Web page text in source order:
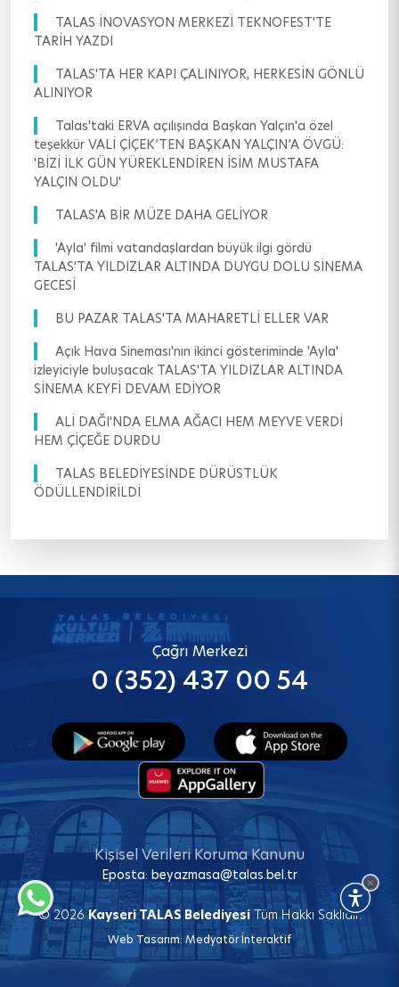
TALAS İNOVASYON MERKEZİ TEKNOFEST'TE
TARİH YAZDI
TALAS'TA HER KAPI ÇALINIYOR, HERKESİN GÖNLÜ
ALINIYOR
Talas'taki ERVA açılışında Başkan Yalçın'a özel
teşekkür VALİ ÇİÇEK’TEN BAŞKAN YALÇIN’A ÖVGÜ:
'BİZİ İLK GÜN YÜREKLENDİREN İSİM MUSTAFA
YALÇIN OLDU'
TALAS'A BİR MÜZE DAHA GELİYOR
'Ayla' filmi vatandaşlardan büyük ilgi gördü
TALAS'TA YILDIZLAR ALTINDA DUYGU DOLU SİNEMA
GECESİ
BU PAZAR TALAS'TA MAHARETLİ ELLER VAR
Açık Hava Sineması'nın ikinci gösteriminde 'Ayla'
izleyiciyle buluşacak TALAS'TA YILDIZLAR ALTINDA
SİNEMA KEYFİ DEVAM EDİYOR
ALİ DAĞI'NDA ELMA AĞACI HEM MEYVE VERDİ
HEM ÇİÇEĞE DURDU
TALAS BELEDİYESİNDE DÜRÜSTLÜK
ÖDÜLLENDİRİLDİ
Çağrı Merkezi
0 (352) 437 00 54
Kişisel Verileri Koruma Kanunu
Eposta: beyazmasa@talas.bel.tr
© 2026Kayseri TALAS BelediyesiTüm Hakkı Saklıdır.
Web Tasarım:Medyatör İnteraktif